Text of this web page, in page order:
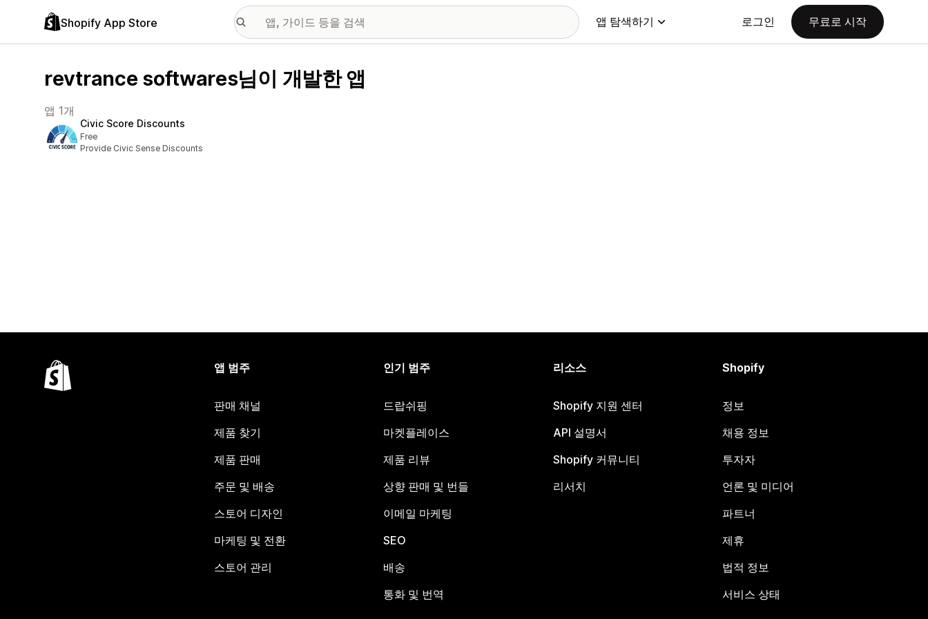
Shopify App Store 앱 탐색하기 로그인 무료로 시작
revtrance softwares님이 개발한 앱
앱 1개
Civic Score Discounts
Free
Provide Civic Sense Discounts
앱 범주
판매 채널
제품 찾기
제품 판매
주문 및 배송
스토어 디자인
마케팅 및 전환
스토어 관리
인기 범주
드랍쉬핑
마켓플레이스
제품 리뷰
상향 판매 및 번들
이메일 마케팅
SEO
배송
통화 및 번역
리소스
Shopify 지원 센터
API 설명서
Shopify 커뮤니티
리서치
Shopify
정보
채용 정보
투자자
언론 및 미디어
파트너
제휴
법적 정보
서비스 상태